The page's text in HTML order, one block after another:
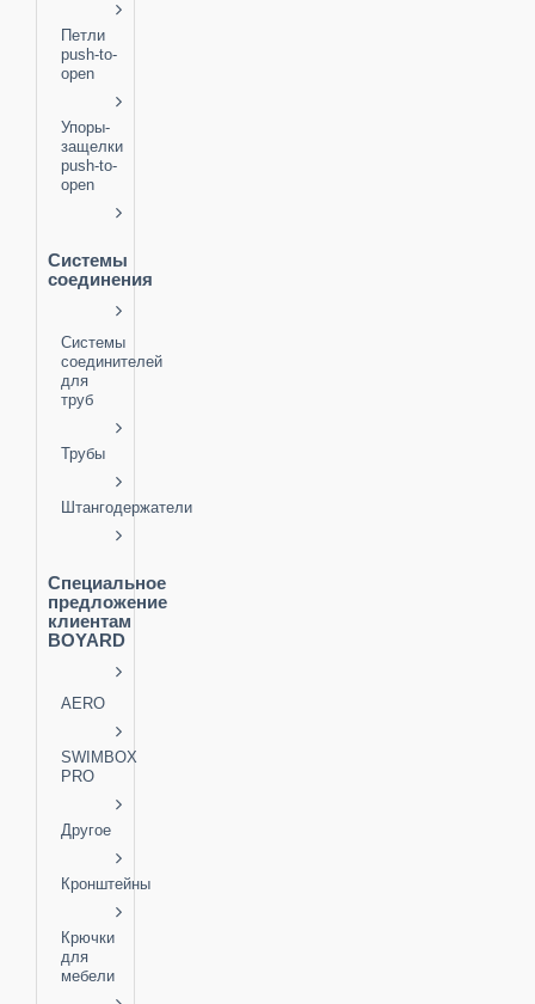
Петли
push-to-
open
Упоры-
защелки
push-to-
open
Системы
соединения
Системы
соединителей
для
труб
Трубы
Штангодержатели
Специальное
предложение
клиентам
BOYARD
AERO
SWIMBOX
PRO
Другое
Кронштейны
Крючки
для
мебели